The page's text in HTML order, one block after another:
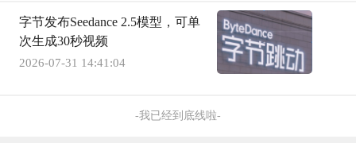
字节发布Seedance 2.5模型，可单
次生成30秒视频
2026-07-31 14:41:04
-我已经到底线啦-